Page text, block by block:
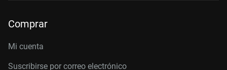
Comprar
Mi cuenta
Suscribirse por correo electrónico